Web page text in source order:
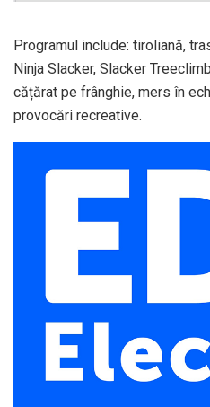
Programul include: tiroliană,
Ninja Slacker, Slacker
cățărat pe frânghie, mers în
provocări recreative.